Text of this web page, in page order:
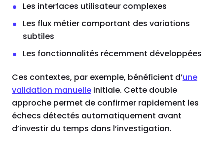
Les interfaces utilisateur complexes
Les flux métier comportant des variations
subtiles
Les fonctionnalités récemment développées
Ces contextes, par exemple, bénéficient d’une
validation manuelle initiale. Cette double
approche permet de confirmer rapidement les
échecs détectés automatiquement avant
d’investir du temps dans l’investigation.